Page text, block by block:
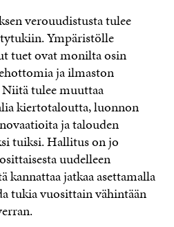
verouudistusta tulee
Ympäristölle
tuet ovat monilta osin
ja ilmaston
tulee muuttaa
kiertotaloutta, luonnon
ja talouden
tuiksi. Hallitus on jo
uudelleen
kannattaa jatkaa asettamalla
tukia vuosittain vähintään